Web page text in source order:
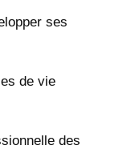
ses
de vie
des